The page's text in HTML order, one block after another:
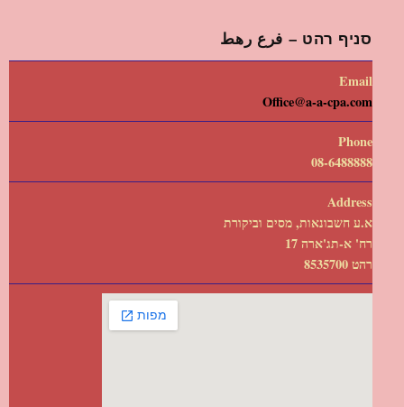
סניף רהט – فرع رهط
Email
Office@a-a-cpa.com
Phone
08-6488888
Address
א.ע חשבונאות, מסים וביקורת
רח' א-תג'ארה 17
רהט 8535700